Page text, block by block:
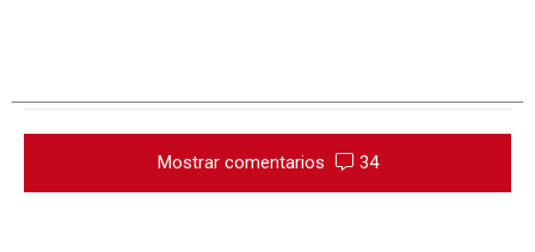
Mostrar comentarios 34